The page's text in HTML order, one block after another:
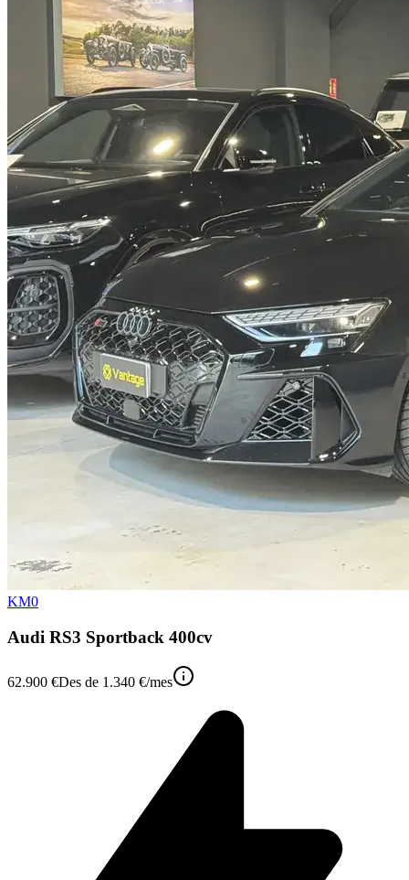
KM0
Audi RS3 Sportback 400cv
62.900 €Des de 1.340 €/mes